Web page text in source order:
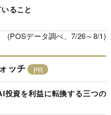
ること
(POSデータ調べ、7/26～8/1)
ッチ
投資を利益に転換する三つの